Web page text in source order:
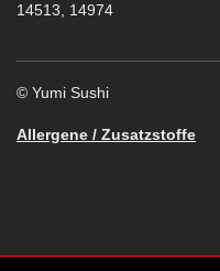
14513, 14974
© Yumi Sushi
Allergene / Zusatzstoffe